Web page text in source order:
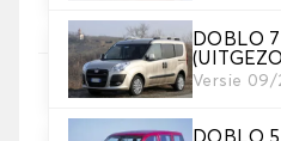
DOBLO
Versie
5. Materiaal riem
Kies het materiaal voor de